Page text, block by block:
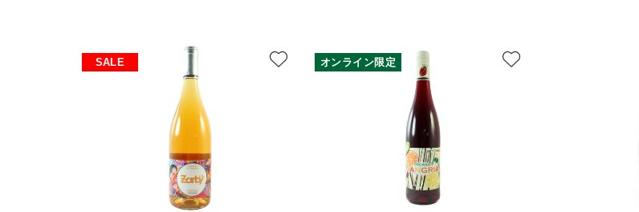
SALE オンライン限定